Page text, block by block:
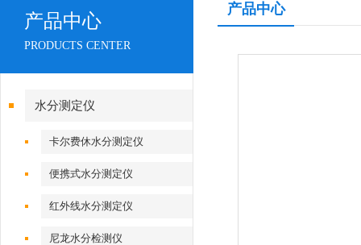
产品中心
PRODUCTS CENTER
水分测定仪
卡尔费休水分测定仪
便携式水分测定仪
红外线水分测定仪
尼龙水分检测仪
产品中心